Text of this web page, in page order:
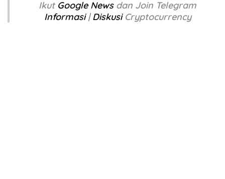
Ikut Google News dan Join Telegram
Informasi|DiskusiCryptocurrency